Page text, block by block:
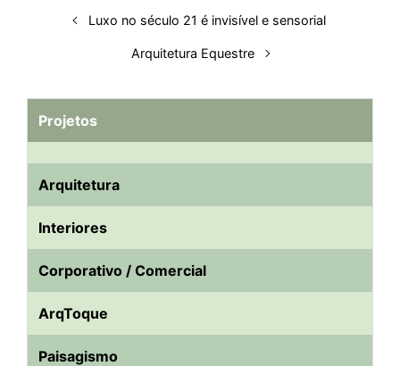
Luxo no século 21 é invisível e sensorial
Arquitetura Equestre
Projetos
Arquitetura
Interiores
Corporativo / Comercial
ArqToque
Paisagismo